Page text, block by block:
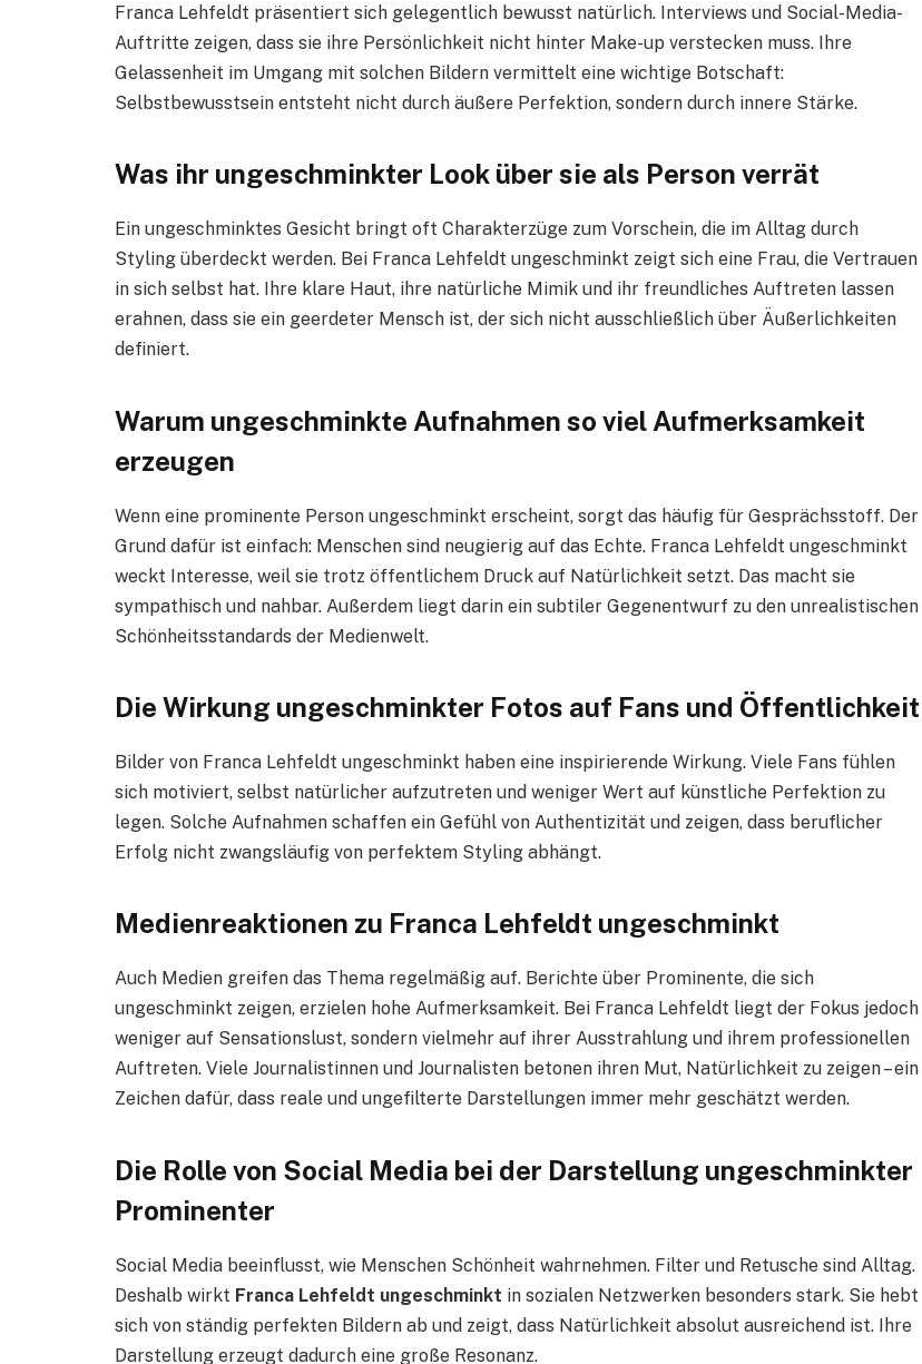
Franca Lehfeldt präsentiert sich gelegentlich bewusst natürlich. Interviews und Social-Media-
Auftritte zeigen, dass sie ihre Persönlichkeit nicht hinter Make-up verstecken muss. Ihre
Gelassenheit im Umgang mit solchen Bildern vermittelt eine wichtige Botschaft:
Selbstbewusstsein entsteht nicht durch äußere Perfektion, sondern durch innere Stärke.
Was ihr ungeschminkter Look über sie als Person verrät
Ein ungeschminktes Gesicht bringt oft Charakterzüge zum Vorschein, die im Alltag durch
Styling überdeckt werden. Bei Franca Lehfeldt ungeschminkt zeigt sich eine Frau, die Vertrauen
in sich selbst hat. Ihre klare Haut, ihre natürliche Mimik und ihr freundliches Auftreten lassen
erahnen, dass sie ein geerdeter Mensch ist, der sich nicht ausschließlich über Äußerlichkeiten
definiert.
Warum ungeschminkte Aufnahmen so viel Aufmerksamkeit
erzeugen
Wenn eine prominente Person ungeschminkt erscheint, sorgt das häufig für Gesprächsstoff. Der
Grund dafür ist einfach: Menschen sind neugierig auf das Echte. Franca Lehfeldt ungeschminkt
weckt Interesse, weil sie trotz öffentlichem Druck auf Natürlichkeit setzt. Das macht sie
sympathisch und nahbar. Außerdem liegt darin ein subtiler Gegenentwurf zu den unrealistischen
Schönheitsstandards der Medienwelt.
Die Wirkung ungeschminkter Fotos auf Fans und Öffentlichkeit
Bilder von Franca Lehfeldt ungeschminkt haben eine inspirierende Wirkung. Viele Fans fühlen
sich motiviert, selbst natürlicher aufzutreten und weniger Wert auf künstliche Perfektion zu
legen. Solche Aufnahmen schaffen ein Gefühl von Authentizität und zeigen, dass beruflicher
Erfolg nicht zwangsläufig von perfektem Styling abhängt.
Medienreaktionen zu Franca Lehfeldt ungeschminkt
Auch Medien greifen das Thema regelmäßig auf. Berichte über Prominente, die sich
ungeschminkt zeigen, erzielen hohe Aufmerksamkeit. Bei Franca Lehfeldt liegt der Fokus jedoch
weniger auf Sensationslust, sondern vielmehr auf ihrer Ausstrahlung und ihrem professionellen
Auftreten. Viele Journalistinnen und Journalisten betonen ihren Mut, Natürlichkeit zu zeigen – ein
Zeichen dafür, dass reale und ungefilterte Darstellungen immer mehr geschätzt werden.
Die Rolle von Social Media bei der Darstellung ungeschminkter
Prominenter
Social Media beeinflusst, wie Menschen Schönheit wahrnehmen. Filter und Retusche sind Alltag.
Deshalb wirkt Franca Lehfeldt ungeschminkt in sozialen Netzwerken besonders stark. Sie hebt
sich von ständig perfekten Bildern ab und zeigt, dass Natürlichkeit absolut ausreichend ist. Ihre
Darstellung erzeugt dadurch eine große Resonanz.